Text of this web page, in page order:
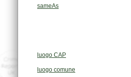
sameAs
luogo CAP
luogo comune